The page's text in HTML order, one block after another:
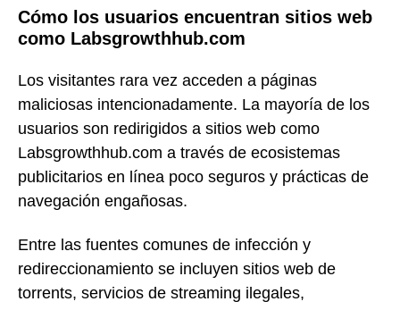
Cómo los usuarios encuentran sitios web
como Labsgrowthhub.com
Los visitantes rara vez acceden a páginas
maliciosas intencionadamente. La mayoría de los
usuarios son redirigidos a sitios web como
Labsgrowthhub.com a través de ecosistemas
publicitarios en línea poco seguros y prácticas de
navegación engañosas.
Entre las fuentes comunes de infección y
redireccionamiento se incluyen sitios web de
torrents, servicios de streaming ilegales,